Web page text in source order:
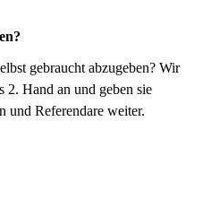
gebraucht abzugeben? Wir
2. Hand an und geben sie
und Referendare weiter.